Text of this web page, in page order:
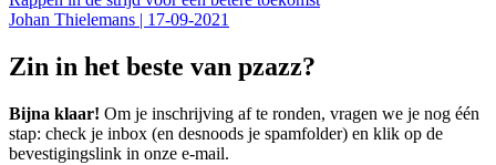
Johan Thielemans | 17-09-2021
Zin in het beste van pzazz?
Bijna klaar! Om je inschrijving af te ronden, vragen we je nog één
stap: check je inbox (en desnoods je spamfolder) en klik op de
bevestigingslink in onze e-mail.